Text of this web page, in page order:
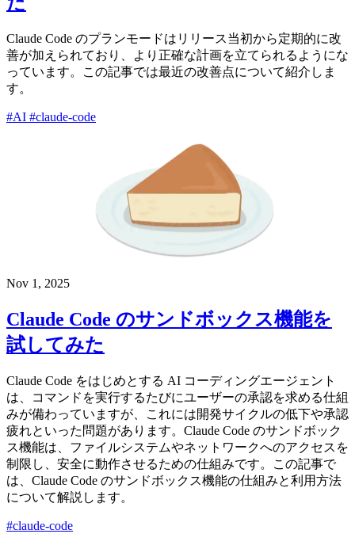
Claude Code のプランモードはリリース当初から定期的に改
善が加えられており、より正確な計画を立てられるようにな
っています。この記事では最近の改善点について紹介しま
す。
#AI #claude-code
Nov 1, 2025
Claude Code のサンドボックス機能を
試してみた
Claude Code をはじめとする AI コーディングエージェント
は、コマンドを実行するたびにユーザーの承認を求める仕組
みが備わっていますが、これには開発サイクルの低下や承認
疲れといった問題があります。Claude Code のサンドボック
ス機能は、ファイルシステムやネットワークへのアクセスを
制限し、安全に動作させるための仕組みです。この記事で
は、Claude Code のサンドボックス機能の仕組みと利用方法
について解説します。
#claude-code